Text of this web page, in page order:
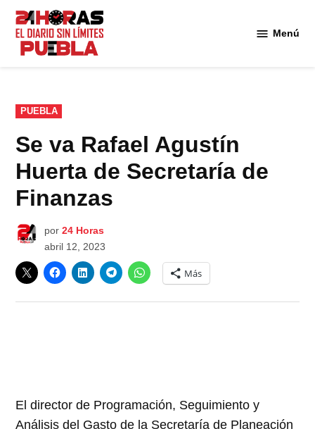
Saltar
contenido
Menú
PUBLICADO
EN
PUEBLA
Se va Rafael Agustín
Huerta de Secretaría de
Finanzas
por 24 Horas
abril 12, 2023
Más
El director de Programación, Seguimiento y
Análisis del Gasto de la Secretaría de Planeación